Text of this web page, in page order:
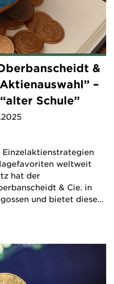
&
–
Schule”
weltweit
hat der
& Cie. in
und bietet diese